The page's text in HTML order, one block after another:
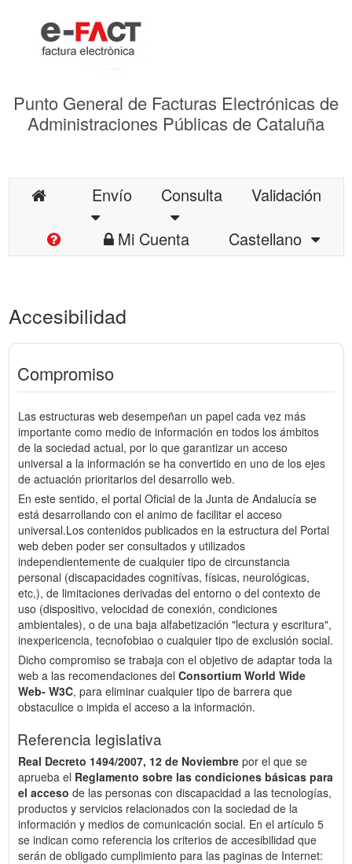
Punto General de Facturas Electrónicas de
Administraciones Públicas de Cataluña
Envío Consulta
Validación
Mi Cuenta
Castellano
Accesibilidad
Compromiso
Las estructuras web desempeñan un papel cada vez más
importante como medio de información en todos los ámbitos
de la sociedad actual, por lo que garantizar un acceso
universal a la información se ha convertido en uno de los ejes
de actuación prioritarios del desarrollo web.
En este sentido, el portal Oficial de la Junta de Andalucía se
está desarrollando con el animo de facilitar el acceso
universal.Los contenidos publicados en la estructura del Portal
web deben poder ser consultados y utilizados
independientemente de cualquier tipo de circunstancia
personal (discapacidades cognitívas, físicas, neurológicas,
etc,), de limitaciones derivadas del entorno o del contexto de
uso (dispositivo, velocidad de conexión, condiciones
ambientales), o de una baja alfabetización "lectura y escritura",
inexpericencia, tecnofobiao o cualquier tipo de exclusión social.
Dicho compromiso se trabaja con el objetivo de adaptar toda la
web a las recomendaciones del Consortium World Wide
Web- W3C, para eliminar cualquier tipo de barrera que
obstaculice o impida el acceso a la información.
Referencia legislativa
Real Decreto 1494/2007, 12 de Noviembre por el que se
aprueba el Reglamento sobre las condiciones básicas para
el acceso de las personas con discapacidad a las tecnologías,
productos y servicios relacionados con la sociedad de la
información y medios de comunicación social. En el artículo 5
se indican como referencia los criterios de accesibilidad que
serán de obligado cumplimiento para las paginas de Internet: